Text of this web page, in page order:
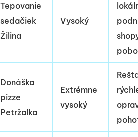
Tepovanie
sedačiek
Žilina
Vysoký
Donáška
pizze
Petržalka
Extrémne
vysoký